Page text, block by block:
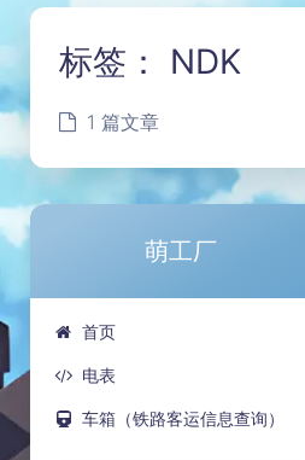
标签： NDK
1 篇文章
萌工厂
首页
电表
车箱（铁路客运信息查询）